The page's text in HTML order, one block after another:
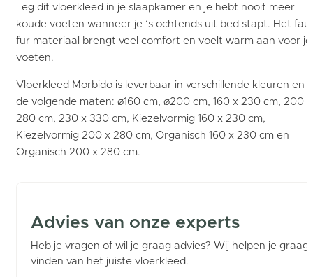
Leg dit vloerkleed in je slaapkamer en je hebt nooit meer
koude voeten wanneer je ‘s ochtends uit bed stapt. Het
fur materiaal brengt veel comfort en voelt warm aan voor je
voeten.
Vloerkleed Morbido is leverbaar in verschillende kleuren en
de volgende maten: ø160 cm, ø200 cm, 160 x 230 cm, 200 x
280 cm, 230 x 330 cm, Kiezelvormig 160 x 230 cm,
Kiezelvormig 200 x 280 cm, Organisch 160 x 230 cm en
Organisch 200 x 280 cm.
Advies van onze experts
Heb je vragen of wil je graag advies? Wij helpen je graag
vinden van het juiste vloerkleed.